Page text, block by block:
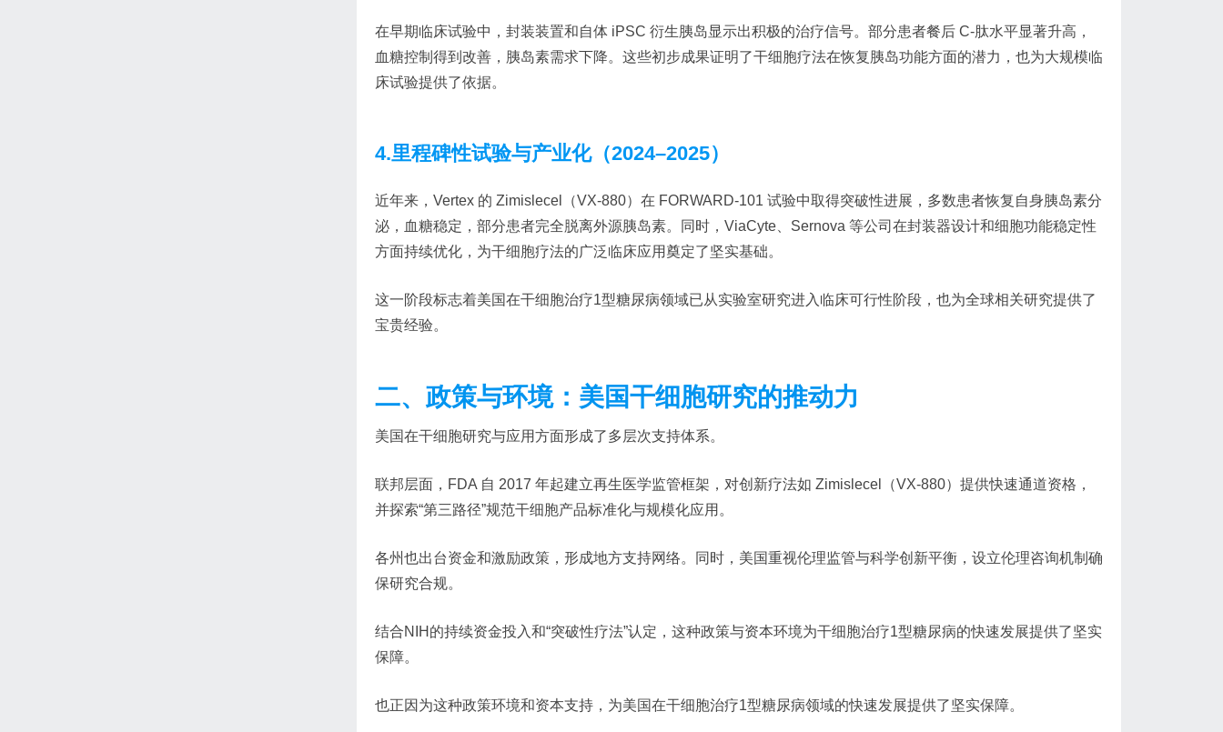
在早期临床试验中，封装装置和自体 iPSC 衍生胰岛显示出积极的治疗信号。部分患者餐后 C-肽水平显著升高，
血糖控制得到改善，胰岛素需求下降。这些初步成果证明了干细胞疗法在恢复胰岛功能方面的潜力，也为大规模临
床试验提供了依据。
4.里程碑性试验与产业化（2024–2025）
近年来，Vertex 的 Zimislecel（VX-880）在 FORWARD-101 试验中取得突破性进展，多数患者恢复自身胰岛素分
泌，血糖稳定，部分患者完全脱离外源胰岛素。同时，ViaCyte、Sernova 等公司在封装器设计和细胞功能稳定性
方面持续优化，为干细胞疗法的广泛临床应用奠定了坚实基础。
这一阶段标志着美国在干细胞治疗1型糖尿病领域已从实验室研究进入临床可行性阶段，也为全球相关研究提供了
宝贵经验。
二、政策与环境：美国干细胞研究的推动力
美国在干细胞研究与应用方面形成了多层次支持体系。
联邦层面，FDA 自 2017 年起建立再生医学监管框架，对创新疗法如 Zimislecel（VX-880）提供快速通道资格，
并探索“第三路径”规范干细胞产品标准化与规模化应用。
各州也出台资金和激励政策，形成地方支持网络。同时，美国重视伦理监管与科学创新平衡，设立伦理咨询机制确
保研究合规。
结合NIH的持续资金投入和“突破性疗法”认定，这种政策与资本环境为干细胞治疗1型糖尿病的快速发展提供了坚实
保障。
也正因为这种政策环境和资本支持，为美国在干细胞治疗1型糖尿病领域的快速发展提供了坚实保障。